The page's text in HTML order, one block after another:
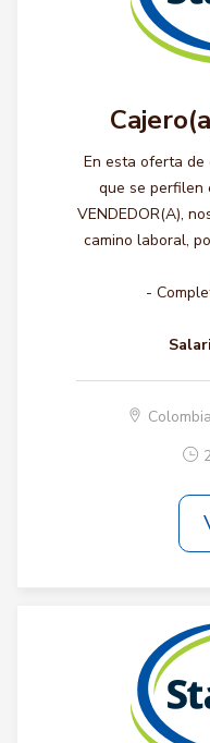
En esta oferta de
que se perfilen
VENDEDOR(A),
camino laboral,
-